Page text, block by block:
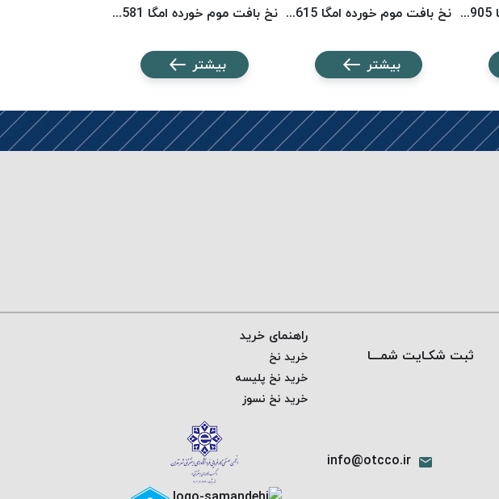
نخ بافت موم خورده امگا 2905 (500 متری) OMEGA نخ بافت موم خورده امگا 6615 (500 متری) OMEGA
بیشتر
نخ بافت موم خورده امگا 6581 (500 متری) OMEGA
بیشتر
ثبت شکـایت شمـــا
info@otcco.ir
راهنمای خرید
خرید نخ
خرید نخ پلیسه
خرید نخ نسوز